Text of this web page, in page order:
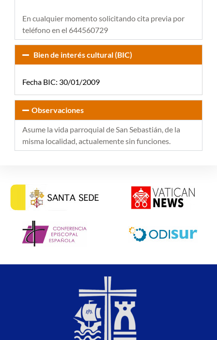
En cualquier momento solicitando cita previa por
teléfono en el 644560729
Bien de interés cultural (BIC)
Fecha BIC: 30/01/2009
Observaciones
Asume la vida parroquial de San Sebastián, de la
misma localidad, actualemente sin funciones.